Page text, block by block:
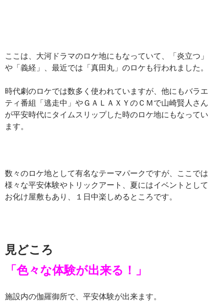
ここは、大河ドラマのロケ地にもなっていて、「炎立つ」
や「義経」、最近では「真田丸」のロケも行われました。
時代劇のロケでは数多く使われていますが、他にもバラエ
ティ番組「逃走中」やＧＡＬＡＸＹのＣＭで山崎賢人さん
が平安時代にタイムスリップした時のロケ地にもなってい
ます。
数々のロケ地として有名なテーマパークですが、ここでは
様々な平安体験やトリックアート、夏にはイベントとして
お化け屋敷もあり、１日中楽しめるところです。
見どころ
「色々な体験が出来る！」
施設内の伽羅御所で、平安体験が出来ます。